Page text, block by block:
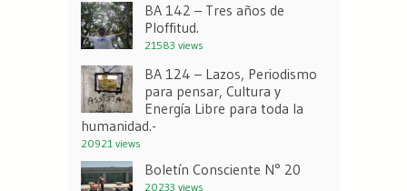
BA 142 – Tres años de
Ploffitud.
21583 views
BA 124 – Lazos, Periodismo
para pensar, Cultura y
Energía Libre para toda la
humanidad.-
20921 views
Boletín Consciente N° 20
20233 views